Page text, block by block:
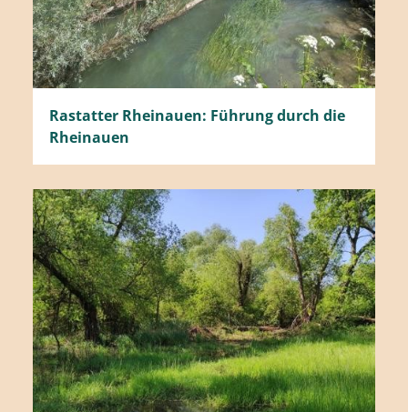
Rastatter Rheinauen: Führung durch die
Rheinauen